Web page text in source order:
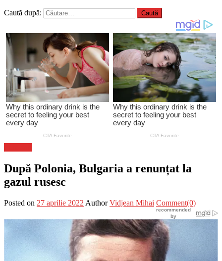
Caută după:
După Polonia, Bulgaria a renunțat la
gazul rusesc
Posted on 27 aprilie 2022 Author Vidjean Mihai Comment(0)